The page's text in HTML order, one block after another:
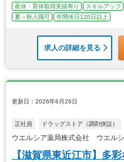
産休・育休取得実績有り
スキルアップ
夏～秋入職可
年間休日120日以上
求人の詳細を見る
更新日：2026年6月26日
正社員 ドラッグストア（調剤併設）
ウエルシア薬局株式会社 ウエル
【滋賀県東近江市】多